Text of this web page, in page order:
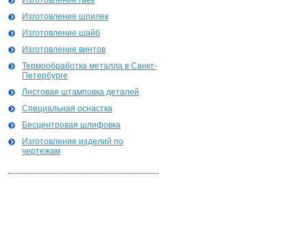
Изготовление шпилек
Изготовление шайб
Изготовление винтов
Термообработка металла в Санкт-
Петербурге
Листовая штамповка деталей
Специальная оснастка
Бесцентровая шлифовка
Изготовление изделий по
чертежам